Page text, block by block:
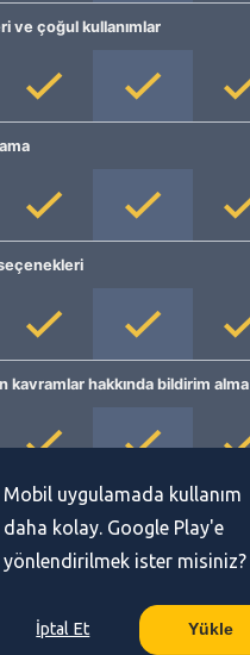
ve çoğul kullanımlar
kavramlar hakkında bildirim alma
Mobil uygulamada kullanım
daha kolay. Google Play'e
yönlendirilmek ister misiniz?
İptal Et Yükle